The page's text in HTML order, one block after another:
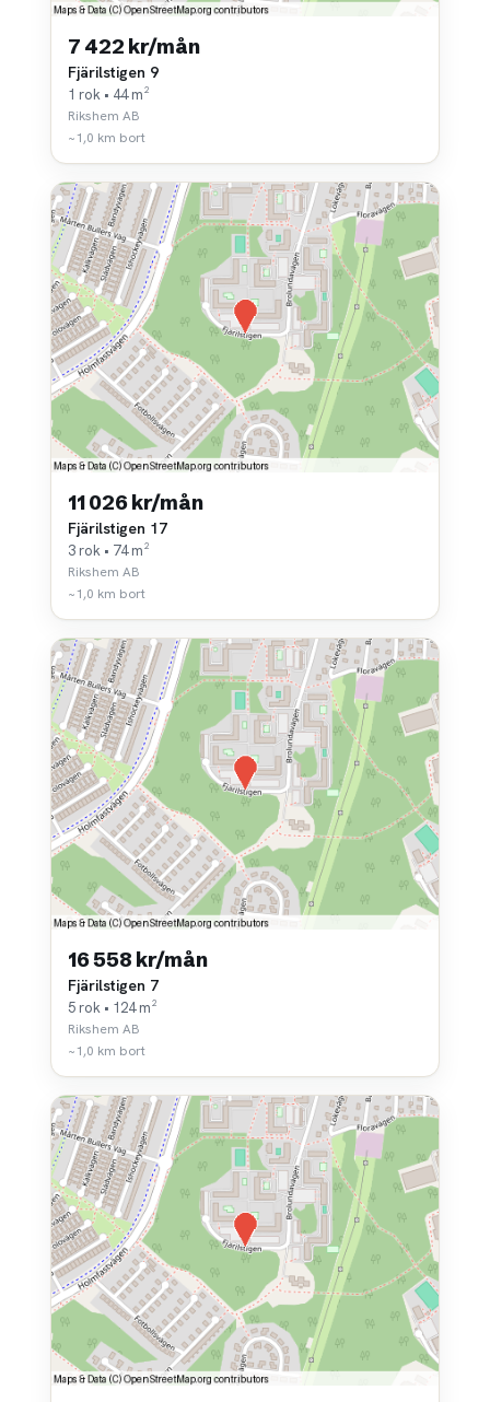
7 422 kr/mån
Fjärilstigen 9
1 rok • 44 m²
Rikshem AB
~1,0 km bort
11 026 kr/mån
Fjärilstigen 17
3 rok • 74 m²
Rikshem AB
~1,0 km bort
16 558 kr/mån
Fjärilstigen 7
5 rok • 124 m²
Rikshem AB
~1,0 km bort